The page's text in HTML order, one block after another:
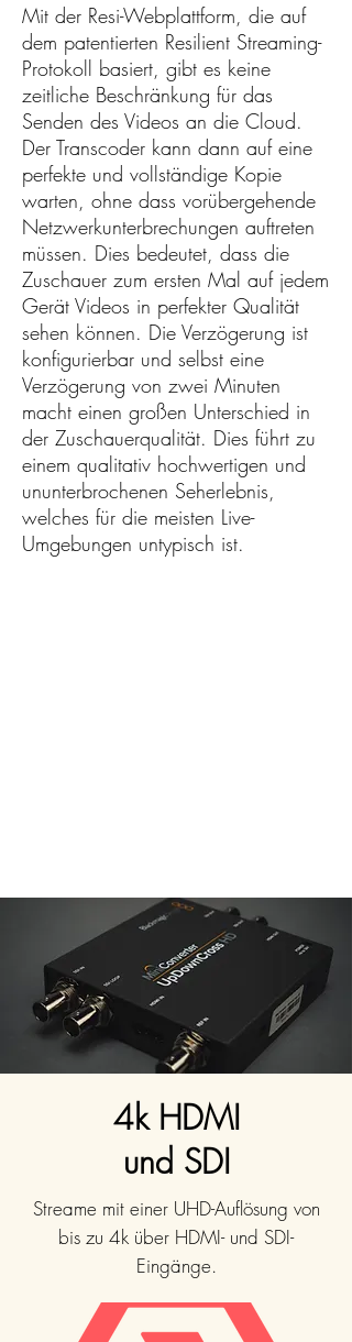
Mit der Resi-Webplattform, die auf
dem patentierten Resilient Streaming-
Protokoll basiert, gibt es keine
zeitliche Beschränkung für das
Senden des Videos an die Cloud.
Der Transcoder kann dann auf eine
perfekte und vollständige Kopie
warten, ohne dass vorübergehende
Netzwerkunterbrechungen auftreten
müssen. Dies bedeutet, dass die
Zuschauer zum ersten Mal auf jedem
Gerät Videos in perfekter Qualität
sehen können. Die Verzögerung ist
konfigurierbar und selbst eine
Verzögerung von zwei Minuten
macht einen großen Unterschied in
der Zuschauerqualität. Dies führt zu
einem qualitativ hochwertigen und
ununterbrochenen Seherlebnis,
welches für die meisten Live-
Umgebungen untypisch ist.
4k HDMI
und SDI
Streame mit einer UHD-Auflösung von
bis zu 4k über HDMI- und SDI-
Eingänge.